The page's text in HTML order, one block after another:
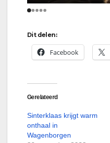
Dit delen:
Facebook
Gerelateerd
Sinterklaas krijgt warm
onthaal in
Wagenborgen